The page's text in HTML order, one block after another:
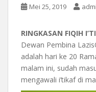
Mei 25, 2019
RINGKASAN FIQIH
Dewan Pembina
adalah hari ke 20
malam ini, sudah
mengawali i’tikaf di